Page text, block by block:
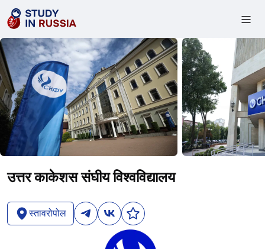
उत्तर काकेशस संघीय विश्वविद्यालय
स्तावरोपोल